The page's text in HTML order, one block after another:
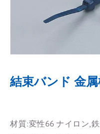
結束バンド 金
材質:変性66 ナイロン,